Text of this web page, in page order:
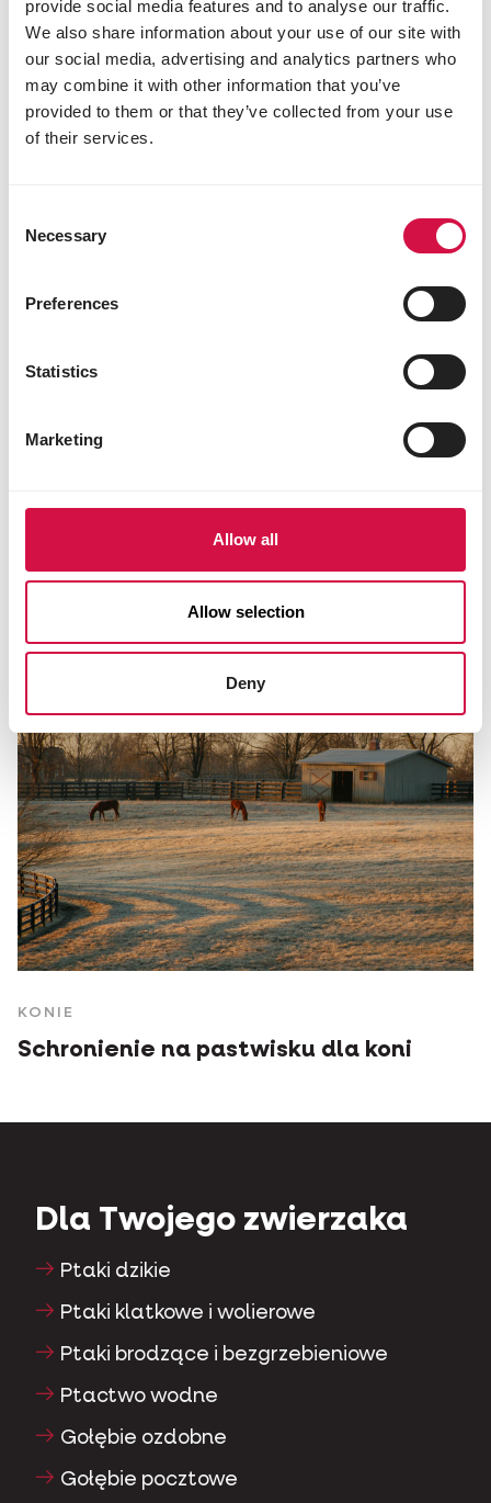
provide social media features and to analyse our traffic.
We also share information about your use of our site with
our social media, advertising and analytics partners who
may combine it with other information that you’ve
provided to them or that they’ve collected from your use
of their services.
Selection
Necessary
Preferences
Statistics
Marketing
Allow all
Allow selection
Deny
zwierzęta utoną w wodzie, co może grozić
zatruciem jadem kiełbasianym. Dlatego co
dwa dni czyść poidło szczotką o twardym
włosiu.
Gdy jest bardzo gorąco, w stojącej wodzie
mogą rozwijać się trujące sinice. Sinice tworzą
im się je przewrócić. Codziennie sprawdzaj, czy
stawach. Mogą w nich zachodzić procesy
zbiorniku na pastwisko dla koni, zbadaj wodę w
zbiorniku tego typu
FacebookWhatsApp
Wybrany dla ciebie
KONIE
Schronienie na pastwisku dla koni
Dla Twojego zwierzaka
Ptaki dzikie
Ptaki klatkowe i wolierowe
Ptaki brodzące i bezgrzebieniowe
Ptactwo wodne
Gołębie ozdobne
Gołębie pocztowe